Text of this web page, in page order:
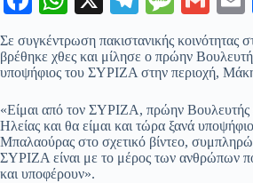
ce
bo
ok
ha
ts
A
pp
gr
a
m
sa
ge
ail
m
Σε συγκέντρωση πακιστανικής κοινότητας
βρέθηκε χθες και μίλησε ο πρώην
υποψήφιος του ΣΥΡΙΖΑ στην περιοχή,
«Είμαι από τον ΣΥΡΙΖΑ, πρώην
Ηλείας και θα είμαι και τώρα ξανά
Μπαλαούρας στο σχετικό βίντεο,
ΣΥΡΙΖΑ είναι με το μέρος των ανθρώπων
και υποφέρουν».